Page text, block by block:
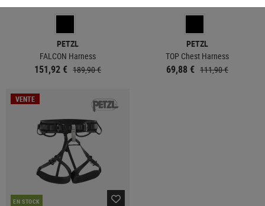
PETZL
FALCON Harness
151,92 € 189,90 €
PETZL
TOP Chest Harness
69,88 € 111,90 €
VENTE
EN STOCK